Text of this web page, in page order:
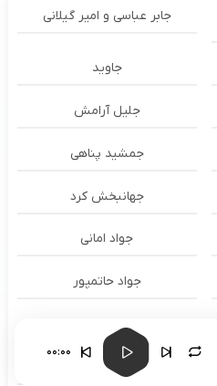
جابر عباسی و امیر گیلانی
جاوید
جلیل آرامش
جمشید پناهی
جهانبخش کرد
جواد امانی
جواد حاتمپور
جواد رمضانی
جواد عباسی
00:00